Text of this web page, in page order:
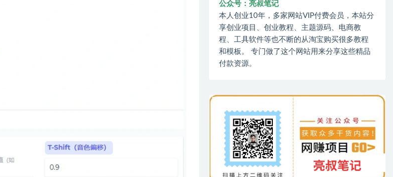
公众号：亮叔笔记
本人创业10年，多家网站VIP付费会员，本站分
享创业项目、创业教程、主题源码、电商教
程、工具软件等也不断的从淘宝购买很多教程
和模板。 专门做了这个网站用来分享这些精品
付款资源。